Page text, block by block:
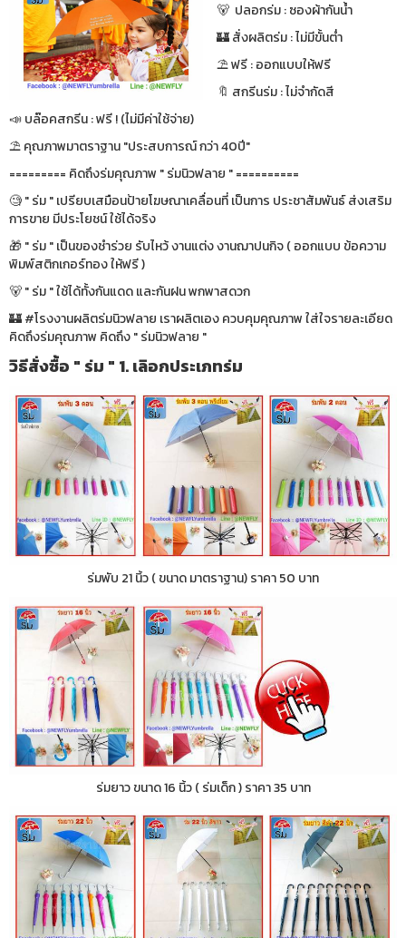
🐻 ปลอกร่ม : ซองผ้ากันน้ำ
🏰 สั่งผลิตร่ม : ไม่มีขั้นต่ำ
⛱ ฟรี : ออกแบบให้ฟรี
🔖 สกรีนร่ม : ไม่จำกัดสี
📣 บล๊อคสกรีน : ฟรี ! (ไม่มีค่าใช้จ่าย)
⛱ คุณภาพมาตราฐาน "ประสบการณ์ กว่า 40ปี"
========= คิดถึงร่มคุณภาพ " ร่มนิวฟลาย " ==========
🧐 " ร่ม " เปรียบเสมือนป้ายโฆษณาเคลื่อนที่ เป็นการ ประชาสัมพันธ์ ส่งเสริม
การขาย มีประโยชน์ ใช้ได้จริง
🎁 " ร่ม " เป็นของชำร่วย รับไหว้ งานแต่ง งานฌาปนกิจ ( ออกแบบ ข้อความ
พิมพ์สติกเกอร์ทอง ให้ฟรี )
🐻 " ร่ม " ใช้ได้ทั้งกันแดด และกันฝน พกพาสดวก
🏰 #โรงงานผลิตร่มนิวฟลาย เราผลิตเอง ควบคุมคุณภาพ ใส่ใจรายละเอียด
คิดถึงร่มคุณภาพ คิดถึง " ร่มนิวฟลาย "
วิธีสั่งซื้อ " ร่ม " 1. เลิอกประเภทร่ม
ร่มพับ 21 นิ้ว ( ขนาด มาตราฐาน) ราคา 50 บาท
ร่มยาว ขนาด 16 นิ้ว ( ร่มเด็ก ) ราคา 35 บาท